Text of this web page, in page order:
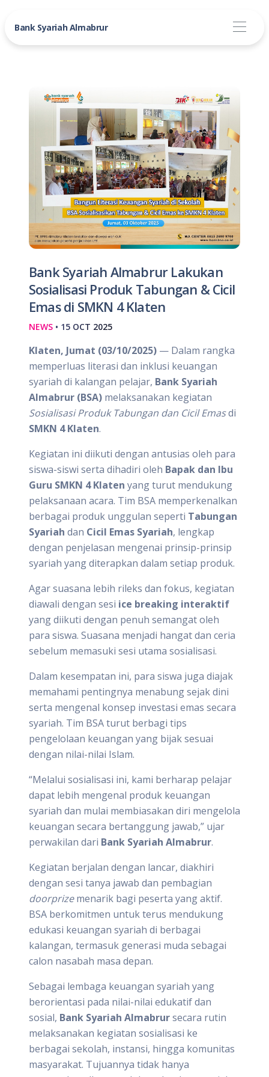
Bank Syariah Almabrur
Bank Syariah Almabrur Lakukan
Sosialisasi Produk Tabungan & Cicil
Emas di SMKN 4 Klaten
NEWS • 15 OCT 2025
Klaten, Jumat (03/10/2025) — Dalam rangka
memperluas literasi dan inklusi keuangan
syariah di kalangan pelajar, Bank Syariah
Almabrur (BSA) melaksanakan kegiatan
Sosialisasi Produk Tabungan dan Cicil Emasdi
SMKN 4 Klaten.
Kegiatan ini diikuti dengan antusias oleh para
siswa-siswi serta dihadiri oleh Bapak dan Ibu
Guru SMKN 4 Klaten yang turut mendukung
pelaksanaan acara. Tim BSA memperkenalkan
berbagai produk unggulan seperti Tabungan
Syariah dan Cicil Emas Syariah, lengkap
dengan penjelasan mengenai prinsip-prinsip
syariah yang diterapkan dalam setiap produk.
Agar suasana lebih rileks dan fokus, kegiatan
diawali dengan sesi ice breaking interaktif
yang diikuti dengan penuh semangat oleh
para siswa. Suasana menjadi hangat dan ceria
sebelum memasuki sesi utama sosialisasi.
Dalam kesempatan ini, para siswa juga diajak
memahami pentingnya menabung sejak dini
serta mengenal konsep investasi emas secara
syariah. Tim BSA turut berbagi tips
pengelolaan keuangan yang bijak sesuai
dengan nilai-nilai Islam.
“Melalui sosialisasi ini, kami berharap pelajar
dapat lebih mengenal produk keuangan
syariah dan mulai membiasakan diri mengelola
keuangan secara bertanggung jawab,” ujar
perwakilan dari Bank Syariah Almabrur.
Kegiatan berjalan dengan lancar, diakhiri
dengan sesi tanya jawab dan pembagian
doorprizemenarik bagi peserta yang aktif.
BSA berkomitmen untuk terus mendukung
edukasi keuangan syariah di berbagai
kalangan, termasuk generasi muda sebagai
calon nasabah masa depan.
Sebagai lembaga keuangan syariah yang
berorientasi pada nilai-nilai edukatif dan
sosial, Bank Syariah Almabrursecara rutin
melaksanakan kegiatan sosialisasi ke
berbagai sekolah, instansi, hingga komunitas
masyarakat. Tujuannya tidak hanya